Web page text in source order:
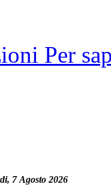
Per
7 Agosto 2026